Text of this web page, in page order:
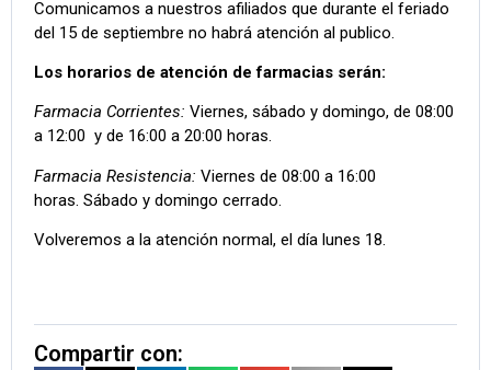
Comunicamos a nuestros afiliados que durante el feriado
del 15 de septiembre no habrá atención al publico.
Los horarios de atención de farmacias serán:
Farmacia Corrientes: Viernes, sábado y domingo, de 08:00
a 12:00 y de 16:00 a 20:00 horas.
Farmacia Resistencia: Viernes de 08:00 a 16:00
horas. Sábado y domingo cerrado.
Volveremos a la atención normal, el día lunes 18.
Compartir con: